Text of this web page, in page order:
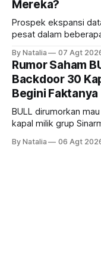
Mereka?
Prospek ekspansi
pesat dalam
estate, ada siapa saja
By Natalia 07 Agt
Rumor Saham
Backdoor 30
Begini Faktanya
BULL dirumorkan
kapal milik grup
masih menarik dilirik?
By Natalia 06 Agt